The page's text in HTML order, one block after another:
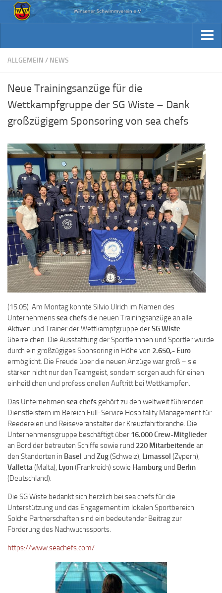
Verein / Kontakt
Sponsoren
Fotos
Beiträge & Downloads
Kennst Du schon…
Aktuelles
Trainingsplan
Verein / Kontakt
Fotos
Beiträge & Downloads
Kennst Du schon…
ALLGEMEIN / NEWS
Neue Trainingsanzüge für die
Wettkampfgruppe der SG Wiste – Dank
großzügigem Sponsoring von sea chefs
(15.05) Am Montag konnte Silvio Ulrich im Namen des
Unternehmenssea chefsdie neuen Trainingsanzüge an alle
Aktiven und Trainer der Wettkampfgruppe derSG Wiste
überreichen. Die Ausstattung der Sportlerinnen und Sportler wurde
durch ein großzügiges Sponsoring in Höhe von 2.650,- Euro
ermöglicht. Die Freude über die neuen Anzüge war groß – sie
stärken nicht nur den Teamgeist, sondern sorgen auch für einen
einheitlichen und professionellen Auftritt bei Wettkämpfen.
Das Unternehmen sea chefs gehört zu den weltweit führenden
Dienstleistern im Bereich Full-Service Hospitality Management für
Reedereien und Reiseveranstalter der Kreuzfahrtbranche. Die
Unternehmensgruppe beschäftigt über 16.000 Crew-Mitglieder
an Bord der betreuten Schiffe sowie rund 220 Mitarbeitende an
den Standorten in Basel und Zug(Schweiz), Limassol (Zypern),
Valletta(Malta), Lyon(Frankreich) sowie Hamburg und Berlin
(Deutschland).
Die SG Wiste bedankt sich herzlich bei sea chefs für die
Unterstützung und das Engagement im lokalen Sportbereich.
Solche Partnerschaften sind ein bedeutender Beitrag zur
Förderung des Nachwuchssports.
https://www.seachefs.com/